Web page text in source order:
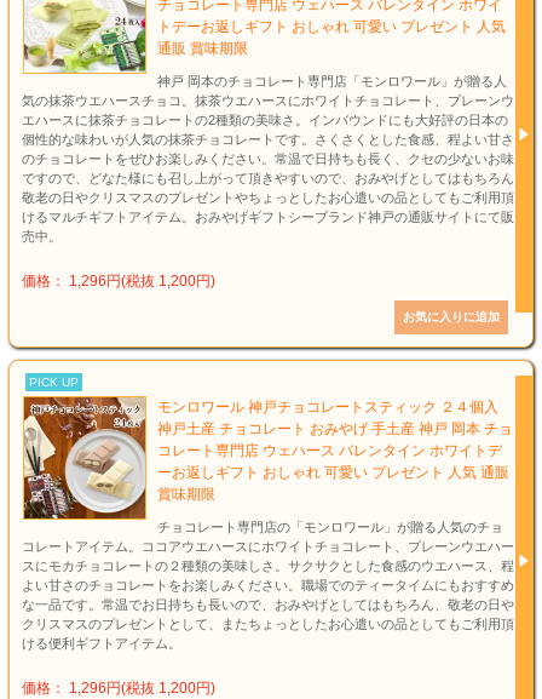
チョコレート専門店 ウェハース バレンタイン ホワイ
トデーお返しギフト おしゃれ 可愛い プレゼント 人気
通販 賞味期限
神戸 岡本のチョコレート専門店「モンロワール」が贈る人
気の抹茶ウエハースチョコ。抹茶ウエハースにホワイトチョコレート、プレーンウ
エハースに抹茶チョコレートの2種類の美味さ。インバウンドにも大好評の日本の
個性的な味わいが人気の抹茶チョコレートです。さくさくとした食感、程よい甘さ
のチョコレートをぜひお楽しみください。常温で日持ちも長く、クセの少ないお味
ですので、どなた様にも召し上がって頂きやすいので、おみやげとしてはもちろん
敬老の日やクリスマスのプレゼントやちょっとしたお心遣いの品としてもご利用頂
けるマルチギフトアイテム。おみやげギフトシーブランド神戸の通販サイトにて販
売中。
価格： 1,296円(税抜 1,200円)
PICK UP
モンロワール 神戸チョコレートスティック ２４個入
神戸土産 チョコレート おみやげ 手土産 神戸 岡本 チョ
コレート専門店 ウェハース バレンタイン ホワイトデ
ーお返しギフト おしゃれ 可愛い プレゼント 人気 通販
賞味期限
チョコレート専門店の「モンロワール」が贈る人気のチョ
コレートアイテム。ココアウエハースにホワイトチョコレート、プレーンウエハー
スにモカチョコレートの２種類の美味しさ。サクサクとした食感のウエハース、程
よい甘さのチョコレートをお楽しみください。職場でのティータイムにもおすすめ
な一品です。常温でお日持ちも長いので、おみやげとしてはもちろん、敬老の日や
クリスマスのプレゼントとして、またちょっとしたお心遣いの品としてもご利用頂
ける便利ギフトアイテム。
価格： 1,296円(税抜 1,200円)